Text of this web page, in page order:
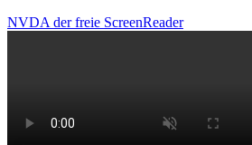
NVDA der freie ScreenReader